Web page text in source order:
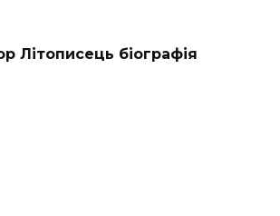
Літописець біографія